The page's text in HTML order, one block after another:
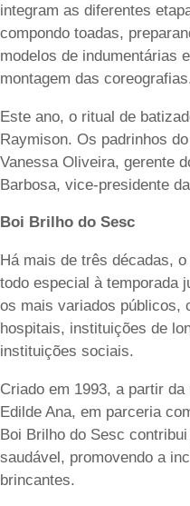
integram as diferentes
compondo toadas,
modelos de indumentárias
montagem das
Este ano, o ritual de
Raymison. Os padrinhos
Vanessa Oliveira, gerente
Barbosa, vice-presidente
Boi Brilho do Sesc
Há mais de três décadas,
todo especial à temporada
os mais variados públicos,
hospitais, instituições de
instituições sociais.
Criado em 1993, a partir
Edilde Ana, em parceria
Boi Brilho do Sesc
saudável, promovendo a
brincantes.